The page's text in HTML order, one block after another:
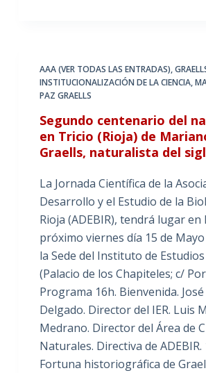
AAA (VER TODAS LAS ENTRADAS),
INSTITUCIONALIZACIÓN DE LA CIENCIA,
PAZ GRAELLS
Segundo centenario del
en Tricio (Rioja) de
Graells, naturalista del
La Jornada Científica de la
Desarrollo y el Estudio de la
Rioja (ADEBIR), tendrá lugar
próximo viernes día 15 de
la Sede del Instituto de
(Palacio de los Chapiteles; c/
Programa 16h. Bienvenida.
Delgado. Director del IER. Luis
Medrano. Director del Área de
Naturales. Directiva de ADEBIR.
Fortuna historiográfica de